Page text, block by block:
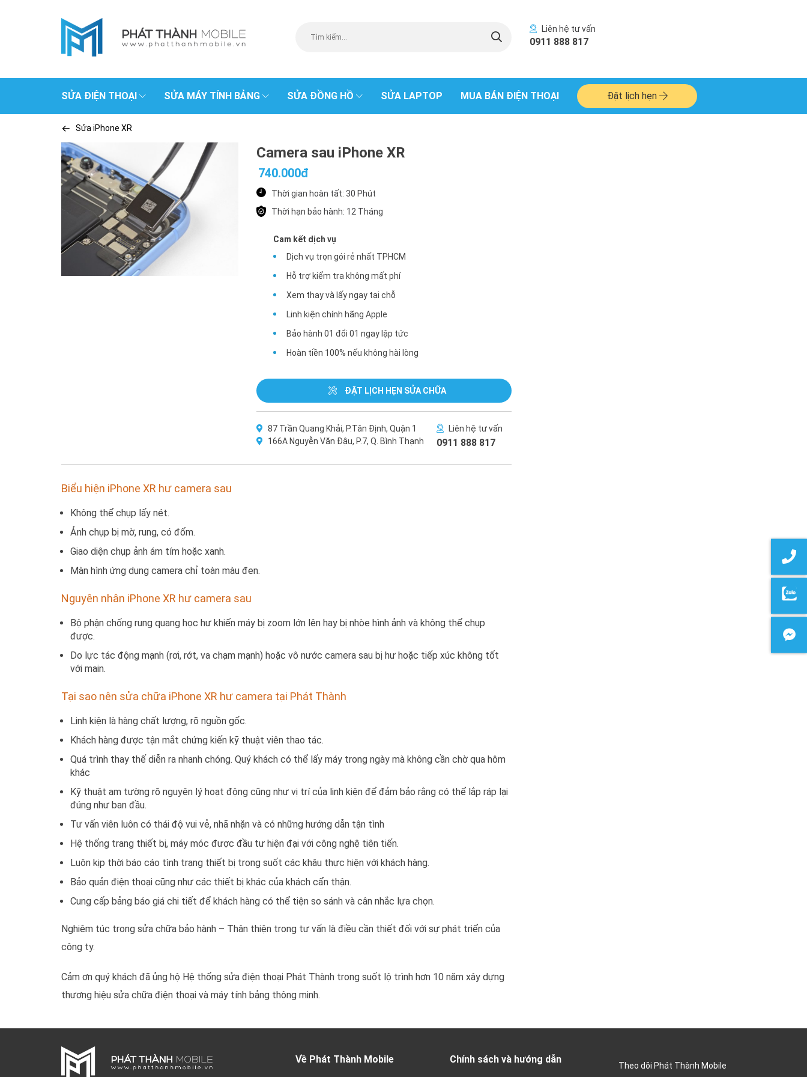
Liên hệ tư vấn
0911 888 817
SỬA ĐIỆN THOẠI SỬA MÁY TÍNH BẢNG SỬA ĐỒNG HỒ SỬA LAPTOP MUA BÁN ĐIỆN THOẠI Đặt lịch hẹn
Sửa iPhone XR
Camera sau iPhone XR
740.000đ
Thời gian hoàn tất: 30 Phút
Thời hạn bảo hành: 12 Tháng
Cam kết dịch vụ
Dịch vụ trọn gói rẻ nhất TPHCM
Hỗ trợ kiểm tra không mất phí
Xem thay và lấy ngay tại chỗ
Linh kiện chính hãng Apple
Bảo hành 01 đổi 01 ngay lập tức
Hoàn tiền 100% nếu không hài lòng
ĐẶT LỊCH HẸN SỬA CHỮA
87 Trần Quang Khải, P.Tân Định, Quận 1
166A Nguyễn Văn Đậu, P.7, Q. Bình Thạnh
Liên hệ tư vấn
0911 888 817
Biểu hiện iPhone XR hư camera sau
Không thể chụp lấy nét.
Ảnh chụp bị mờ, rung, có đốm.
Giao diện chụp ảnh ám tím hoặc xanh.
Màn hình ứng dụng camera chỉ toàn màu đen.
Nguyên nhân iPhone XR hư camera sau
Bộ phận chống rung quang học hư khiến máy bị zoom lớn lên hay bị nhòe hình ảnh và không thể chụp
được.
Do lực tác động mạnh (rơi, rớt, va chạm mạnh) hoặc vô nước camera sau bị hư hoặc tiếp xúc không tốt
với main.
Tại sao nên sửa chữa iPhone XR hư camera tại Phát Thành
Linh kiện là hàng chất lượng, rõ nguồn gốc.
Khách hàng được tận mắt chứng kiến kỹ thuật viên thao tác.
Quá trình thay thế diễn ra nhanh chóng. Quý khách có thể lấy máy trong ngày mà không cần chờ qua hôm
khác
Kỹ thuật am tường rõ nguyên lý hoạt động cũng như vị trí của linh kiện để đảm bảo rằng có thể lắp ráp lại
đúng như ban đầu.
Tư vấn viên luôn có thái độ vui vẻ, nhã nhặn và có những hướng dẫn tận tình
Hệ thống trang thiết bị, máy móc được đầu tư hiện đại với công nghệ tiên tiến.
Luôn kịp thời báo cáo tình trạng thiết bị trong suốt các khâu thực hiện với khách hàng.
Bảo quản điện thoại cũng như các thiết bị khác của khách cẩn thận.
Cung cấp bảng báo giá chi tiết để khách hàng có thể tiện so sánh và cân nhắc lựa chọn.
Nghiêm túc trong sửa chữa bảo hành – Thân thiện trong tư vấn là điều cần thiết đối với sự phát triển của
công ty.
Cảm ơn quý khách đã ủng hộ Hệ thống sửa điện thoại Phát Thành trong suốt lộ trình hơn 10 năm xây dựng
thương hiệu sửa chữa điện thoại và máy tính bảng thông minh.
Về Phát Thành Mobile Chính sách và hướng dẫn
Theo dõi Phát Thành Mobile